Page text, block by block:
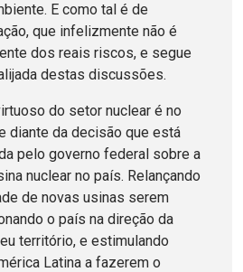
E como tal é de
que infelizmente não é
dos reais riscos, e segue
destas discussões.
do setor nuclear é no
diante da decisão que está
pelo governo federal sobre a
nuclear no país. Relançando
de novas usinas serem
o país na direção da
território, e estimulando
Latina a fazerem o